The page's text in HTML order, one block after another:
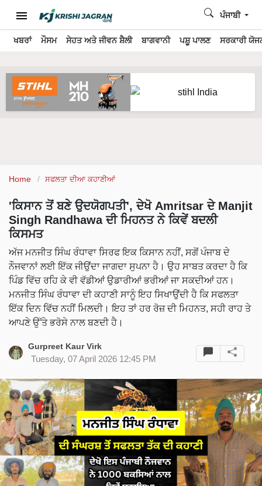
ਖਬਰਾਂ ਮੌਸਮ ਸੇਹਤ ਅਤੇ ਜੀਵਨ ਸ਼ੈਲੀ ਬਾਗਵਾਨੀ ਪਸ਼ੂ ਪਾਲਣ ਸਰਕਾਰੀ
ਪੰਜਾਬੀ
Home ਸਫਲਤਾ ਦੀਆ ਕਹਾਣੀਆਂ
'ਕਿਸਾਨ ਤੋਂ ਬਣੇ ਉਦਯੋਗਪਤੀ', ਦੇਖੋ Amritsar ਦੇ Manjit
Singh Randhawa ਦੀ ਮਿਹਨਤ ਨੇ ਕਿਵੇਂ ਬਦਲੀ
ਕਿਸਮਤ
ਅੱਜ ਮਨਜੀਤ ਸਿੰਘ ਰੰਧਾਵਾ ਸਿਰਫ ਇਕ ਕਿਸਾਨ ਨਹੀਂ, ਸਗੋਂ ਪੰਜਾਬ ਦੇ
ਨੌਜਵਾਨਾਂ ਲਈ ਇੱਕ ਜੀਉਂਦਾ ਜਾਗਦਾ ਸੁਪਨਾ ਹੈ। ਉਹ ਸਾਬਤ ਕਰਦਾ ਹੈ ਕਿ
ਪਿੰਡ ਵਿੱਚ ਰਹਿ ਕੇ ਵੀ ਵੱਡੀਆਂ ਉਡਾਰੀਆਂ ਭਰੀਆਂ ਜਾ ਸਕਦੀਆਂ ਹਨ।
ਮਨਜੀਤ ਸਿੰਘ ਰੰਧਾਵਾ ਦੀ ਕਹਾਣੀ ਸਾਨੂੰ ਇਹ ਸਿਖਾਉਂਦੀ ਹੈ ਕਿ ਸਫਲਤਾ
ਇੱਕ ਦਿਨ ਵਿੱਚ ਨਹੀਂ ਮਿਲਦੀ। ਇਹ ਤਾਂ ਹਰ ਰੋਜ਼ ਦੀ ਮਿਹਨਤ, ਸਹੀ ਰਾਹ ਤੇ
ਆਪਣੇ ਉੱਤੇ ਭਰੋਸੇ ਨਾਲ ਬਣਦੀ ਹੈ।
Gurpreet Kaur Virk
Tuesday, 07 April 2026 12:45 PM